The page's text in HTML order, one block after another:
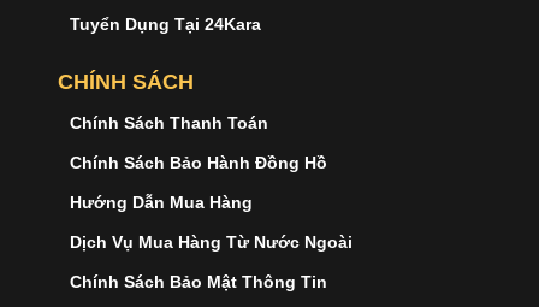
Tuyển Dụng Tại 24Kara
CHÍNH SÁCH
Chính Sách Thanh Toán
Chính Sách Bảo Hành Đồng Hồ
Hướng Dẫn Mua Hàng
Dịch Vụ Mua Hàng Từ Nước Ngoài
Chính Sách Bảo Mật Thông Tin